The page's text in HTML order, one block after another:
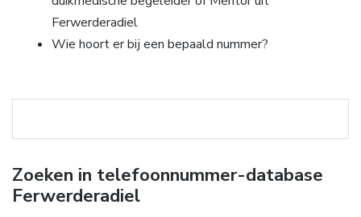
Ferwerderadiel
Wie hoort er bij een bepaald nummer?
Zoeken in telefoonnummer-database
Ferwerderadiel